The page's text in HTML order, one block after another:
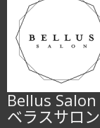
Bellus Salon
ベラスサロン